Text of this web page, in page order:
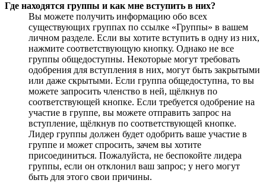
Где находятся группы и как мне вступить в них?
Вы можете получить информацию обо всех
существующих группах по ссылке «Группы» в вашем
личном разделе. Если вы хотите вступить в одну из них,
нажмите соответствующую кнопку. Однако не все
группы общедоступны. Некоторые могут требовать
одобрения для вступления в них, могут быть закрытыми
или даже скрытыми. Если группа общедоступна, то вы
можете запросить членство в ней, щёлкнув по
соответствующей кнопке. Если требуется одобрение на
участие в группе, вы можете отправить запрос на
вступление, щёлкнув по соответствующей кнопке.
Лидер группы должен будет одобрить ваше участие в
группе и может спросить, зачем вы хотите
присоединиться. Пожалуйста, не беспокойте лидера
группы, если он отклонил ваш запрос; у него могут
быть для этого свои причины.